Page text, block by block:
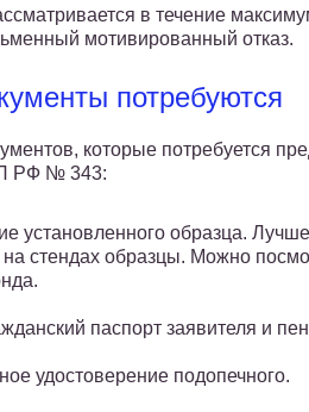
в течение
мотивированный отказ.
потребуются
которые потребуется
РФ № 343:
установленного образца.
стендах образцы. Можно
паспорт заявителя и
удостоверение подопечного.